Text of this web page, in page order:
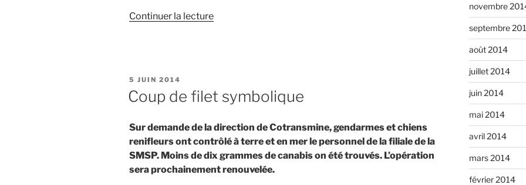
Continuer la lecturede
PUBLIÉ
LE
5 JUIN 2014
Coup de filet symbolique
Sur demande de la direction de Cotransmine, gendarmes et chiens
renifleurs ont contrôlé à terre et en mer le personnel de la filiale de la
SMSP. Moins de dix grammes de canabis on été trouvés. L’opération
sera prochainement renouvelée.
novembre
septembre
août 2014
juillet 2014
juin 2014
mai 2014
avril 2014
mars 2014
février 2014